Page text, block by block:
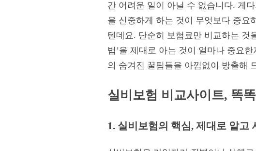
간 어려운 일이 아닐 수 없습니다. 게
을 신중하게 하는 것이 무엇보다 중요
텐데요. 단순히 보험료만 비교하는 것
법’을 제대로 아는 것이 얼마나 중요
의 숨겨진 꿀팁들을 아낌없이 방출해
실비보험 비교사이트, 똑
1. 실비보험의 핵심, 제대로 알고